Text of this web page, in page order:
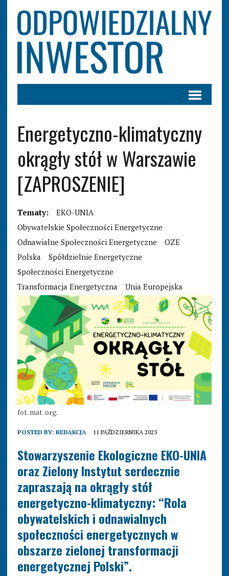
Energetyczno-klimatyczny
okrągły stół w Warszawie
[ZAPROSZENIE]
Tematy:
EKO-UNIA
Obywatelskie Społeczności Energetyczne
Odnawialne Społeczności Energetyczne
OZE
Polska
Spółdzielnie Energetyczne
Społeczności Energetyczne
Transformacja Energetyczna
Unia Europejska
fot. mat. org.
POSTED BY: REDAKCJA 11 PAŹDZIERNIKA 2025
Stowarzyszenie Ekologiczne EKO-UNIA
oraz Zielony Instytut serdecznie
zapraszają na okrągły stół
energetyczno-klimatyczny: “Rola
obywatelskich i odnawialnych
społeczności energetycznych w
obszarze zielonej transformacji
energetycznej Polski”.